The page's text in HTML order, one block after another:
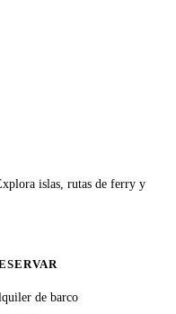
islas, rutas de ferry y
de barco